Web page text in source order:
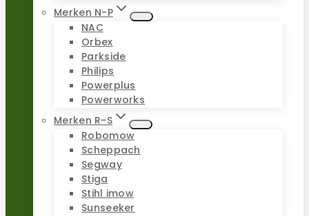
Merken N-P
NAC
Orbex
Parkside
Philips
Powerplus
Powerworks
Merken R-S
Robomow
Scheppach
Segway
Stiga
Stihl imow
Sunseeker